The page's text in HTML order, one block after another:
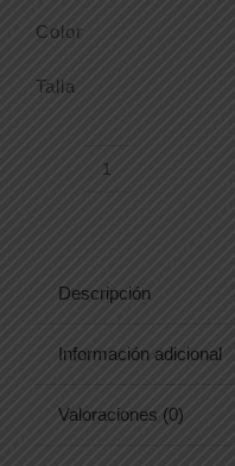
Color
Talla
Descripción
Información adicional
Valoraciones (0)